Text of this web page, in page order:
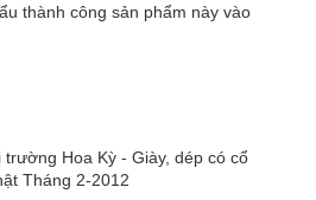
thành công sản phẩm này vào
Hoa Kỳ - Giày, dép có cổ
Tháng 2-2012